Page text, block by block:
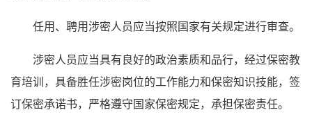
任用、聘用涉密人员应当按照国家有关规定进行审查。
涉密人员应当具有良好的政治素质和品行，经过保密教
育培训，具备胜任涉密岗位的工作能力和保密知识技能，签
订保密承诺书，严格遵守国家保密规定，承担保密责任。